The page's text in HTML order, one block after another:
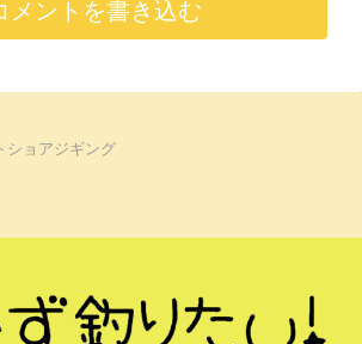
メントを書き込む
ショアジギング